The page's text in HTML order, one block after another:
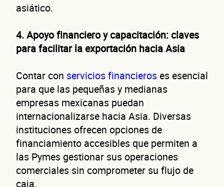
asiático.
4. Apoyo financiero y capacitación: claves
para facilitar la exportación hacia Asia
Contar con servicios financieroses esencial
para que las pequeñas y medianas
empresas mexicanas puedan
internacionalizarse hacia Asia. Diversas
instituciones ofrecen opciones de
financiamiento accesibles que permiten a
las Pymes gestionar sus operaciones
comerciales sin comprometer su flujo de
caja.
¿Cuánto factura tu negocio al año?
Esto nos ayuda a ofrecerte la línea de crédito correcta para tu negocio.
No te preocupes, evaluamos cada caso de forma integral.